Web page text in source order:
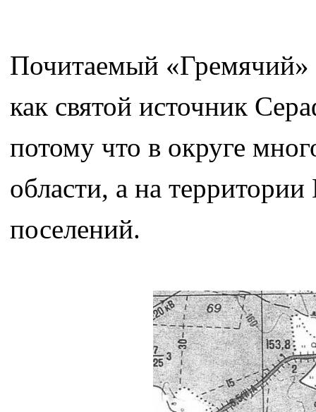
Почитаемый «Гремячий»
как святой источник
потому что в округе
области, а на
поселений.